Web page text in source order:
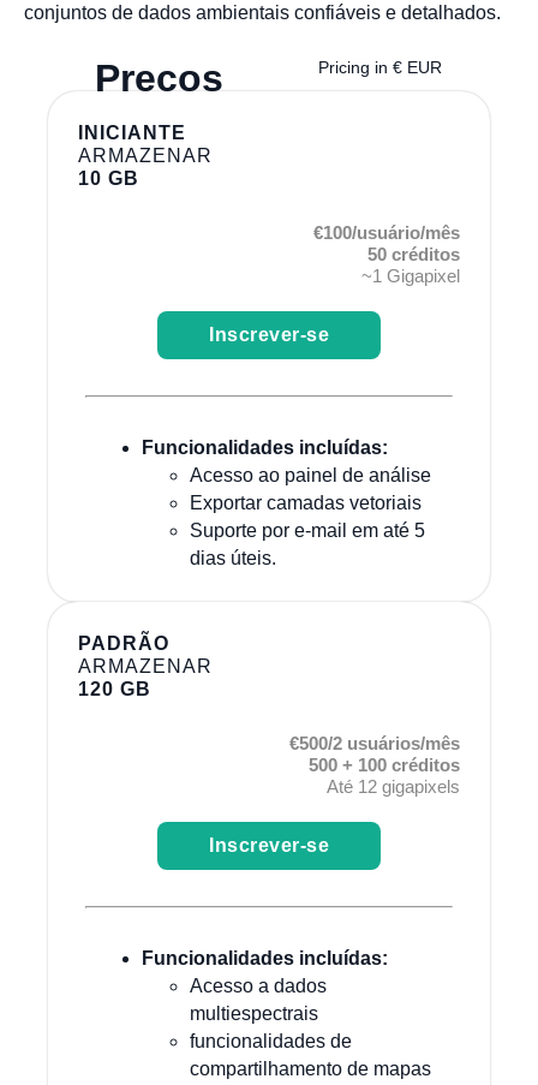
conjuntos de dados ambientais confiáveis e detalhados.
Preços Pricing in € EUR
INICIANTE
ARMAZENAR
10 GB
€100/usuário/mês
50 créditos
~1 Gigapixel
Inscrever-se
Funcionalidades incluídas:
Acesso ao painel de análise
Exportar camadas vetoriais
Suporte por e-mail em até 5
dias úteis.
PADRÃO
ARMAZENAR
120 GB
€500/2 usuários/mês
500 + 100 créditos
Até 12 gigapixels
Inscrever-se
Funcionalidades incluídas:
Acesso a dados
multiespectrais
funcionalidades de
compartilhamento de mapas